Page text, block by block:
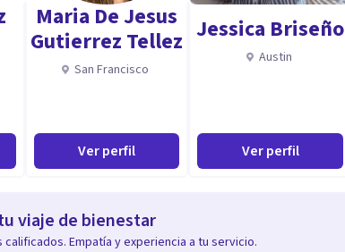
Maria De Jesus
Gutierrez Tellez
San Francisco
Ver perfil
Jessica Briseño
Austin
Ver perfil
viaje de bienestar
Empatía y experiencia a tu servicio.